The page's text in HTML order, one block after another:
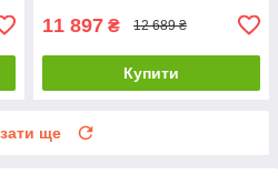
11 897 ₴ 12 689 ₴
Купити
ще